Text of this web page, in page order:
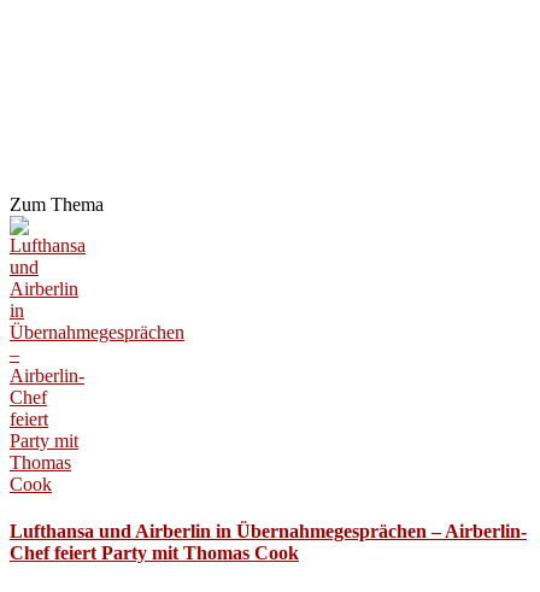
Zum Thema
Lufthansa und Airberlin in Übernahmegesprächen – Airberlin-
Chef feiert Party mit Thomas Cook